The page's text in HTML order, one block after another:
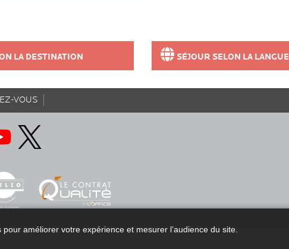
LA DESTINATION SÉJOUR SELON LA LANGUE
VOUS
améliorer votre expérience et mesurer l’audience du site.